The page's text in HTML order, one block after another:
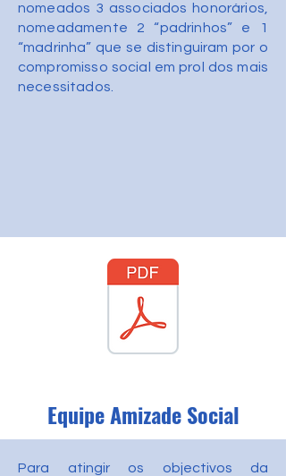
nomeados 3 associados honorários,
nomeadamente 2 “padrinhos” e 1
“madrinha” que se distinguiram por o
compromisso social em prol dos mais
necessitados.
Equipe Amizade Social
Para atingir os objectivos da